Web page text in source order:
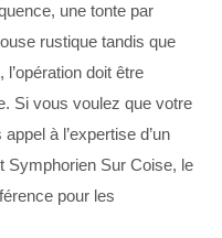
une tonte par
rustique tandis que
l’opération doit être
Si vous voulez que votre
à l’expertise d’un
Symphorien Sur Coise, le
pour les